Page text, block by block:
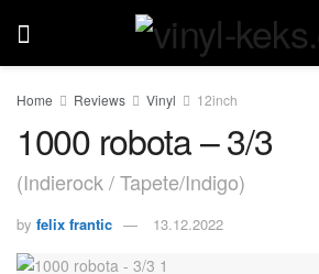
Home Reviews Vinyl 12inch
1000 robota – 3/3
(Indierock / Tapete/Indigo)
by felix frantic 13.12.2022